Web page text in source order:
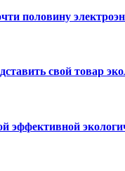
половину
свой товар
эффективной